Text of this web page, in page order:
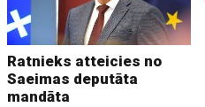
Ratnieks atteicies no
Saeimas deputāta
mandāta